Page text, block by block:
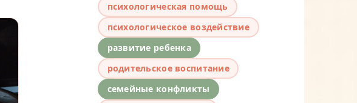
психологическая помощь
психологическое воздействие
развитие ребенка
родительское воспитание
семейные конфликты